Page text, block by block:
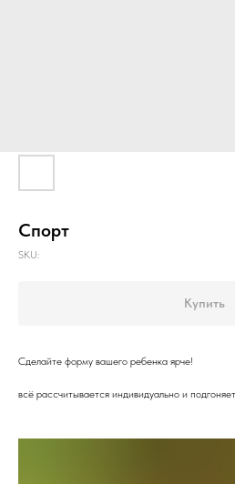
Спорт
SKU:
Купить
Сделайте форму вашего ребенка ярче!
всё рассчитывается индивидуально и